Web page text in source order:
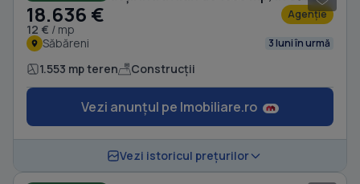
18.636 €
12 € / mp
Agenție
Săbăreni 3 luni în urmă
1.553 mp teren Construcții
Vezi anunțul pe Imobiliare.ro
Vezi istoricul prețurilor